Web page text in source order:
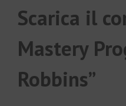
Scarica il
Mastery
Robbins”